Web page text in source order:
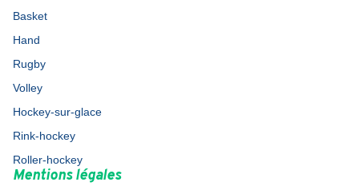
Basket
Hand
Rugby
Volley
Hockey-sur-glace
Rink-hockey
Roller-hockey
Mentions légales